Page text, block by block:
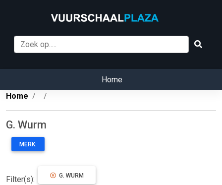
Home
Home
G. Wurm
MERK:
Filter(s): G. WURM